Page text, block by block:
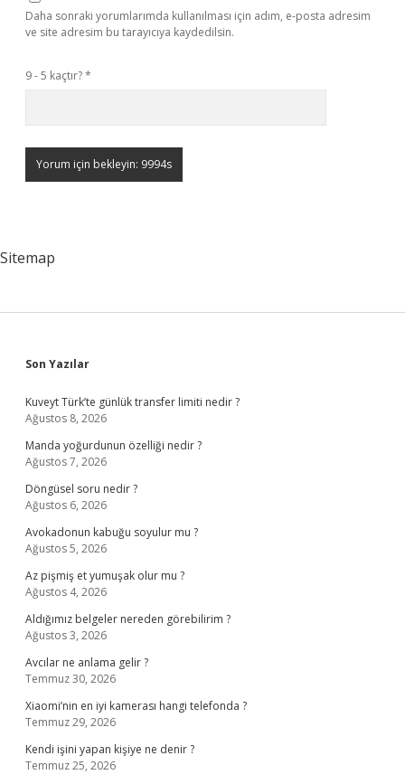
Daha sonraki yorumlarımda kullanılması için adım, e-posta adresim
ve site adresim bu tarayıcıya kaydedilsin.
9 - 5 kaçtır?*
Sitemap
Sidebar
Son Yazılar
Kuveyt Türk’te günlük transfer limiti nedir ?
Ağustos 8, 2026
Manda yoğurdunun özelliği nedir ?
Ağustos 7, 2026
Döngüsel soru nedir ?
Ağustos 6, 2026
Avokadonun kabuğu soyulur mu ?
Ağustos 5, 2026
Az pişmiş et yumuşak olur mu ?
Ağustos 4, 2026
Aldığımız belgeler nereden görebilirim ?
Ağustos 3, 2026
Avcılar ne anlama gelir ?
Temmuz 30, 2026
Xiaomi’nin en iyi kamerası hangi telefonda ?
Temmuz 29, 2026
Kendi işini yapan kişiye ne denir ?
Temmuz 25, 2026